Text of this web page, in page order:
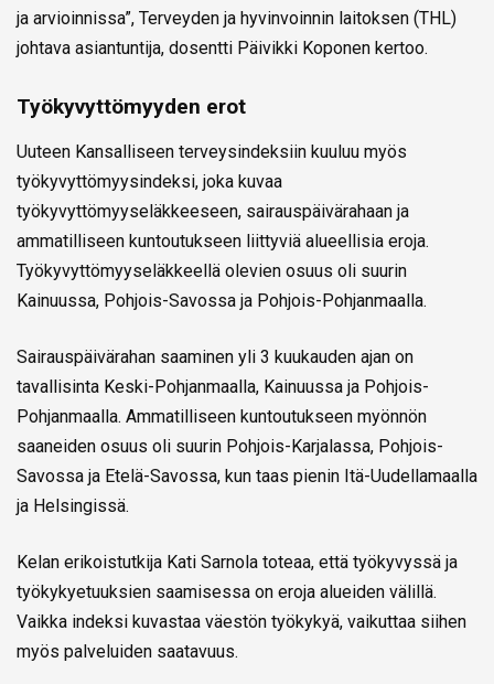
ja arvioinnissa”, Terveyden ja hyvinvoinnin laitoksen (THL)
johtava asiantuntija, dosentti Päivikki Koponen kertoo.
Työkyvyttömyyden erot
Uuteen Kansalliseen terveysindeksiin kuuluu myös
työkyvyttömyysindeksi, joka kuvaa
työkyvyttömyyseläkkeeseen, sairauspäivärahaan ja
ammatilliseen kuntoutukseen liittyviä alueellisia eroja.
Työkyvyttömyyseläkkeellä olevien osuus oli suurin
Kainuussa, Pohjois-Savossa ja Pohjois-Pohjanmaalla.
Sairauspäivärahan saaminen yli 3 kuukauden ajan on
tavallisinta Keski-Pohjanmaalla, Kainuussa ja Pohjois-
Pohjanmaalla. Ammatilliseen kuntoutukseen myönnön
saaneiden osuus oli suurin Pohjois-Karjalassa, Pohjois-
Savossa ja Etelä-Savossa, kun taas pienin Itä-Uudellamaalla
ja Helsingissä.
Kelan erikoistutkija Kati Sarnola toteaa, että työkyvyssä ja
työkykyetuuksien saamisessa on eroja alueiden välillä.
Vaikka indeksi kuvastaa väestön työkykyä, vaikuttaa siihen
myös palveluiden saatavuus.